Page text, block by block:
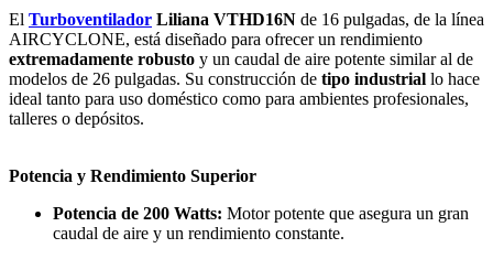
El Turboventilador Liliana VTHD16N de 16 pulgadas, de la línea
AIRCYCLONE, está diseñado para ofrecer un rendimiento
extremadamente robusto y un caudal de aire potente similar al de
modelos de 26 pulgadas. Su construcción de tipo industrial lo hace
ideal tanto para uso doméstico como para ambientes profesionales,
talleres o depósitos.
Potencia y Rendimiento Superior
Potencia de 200 Watts: Motor potente que asegura un gran
caudal de aire y un rendimiento constante.